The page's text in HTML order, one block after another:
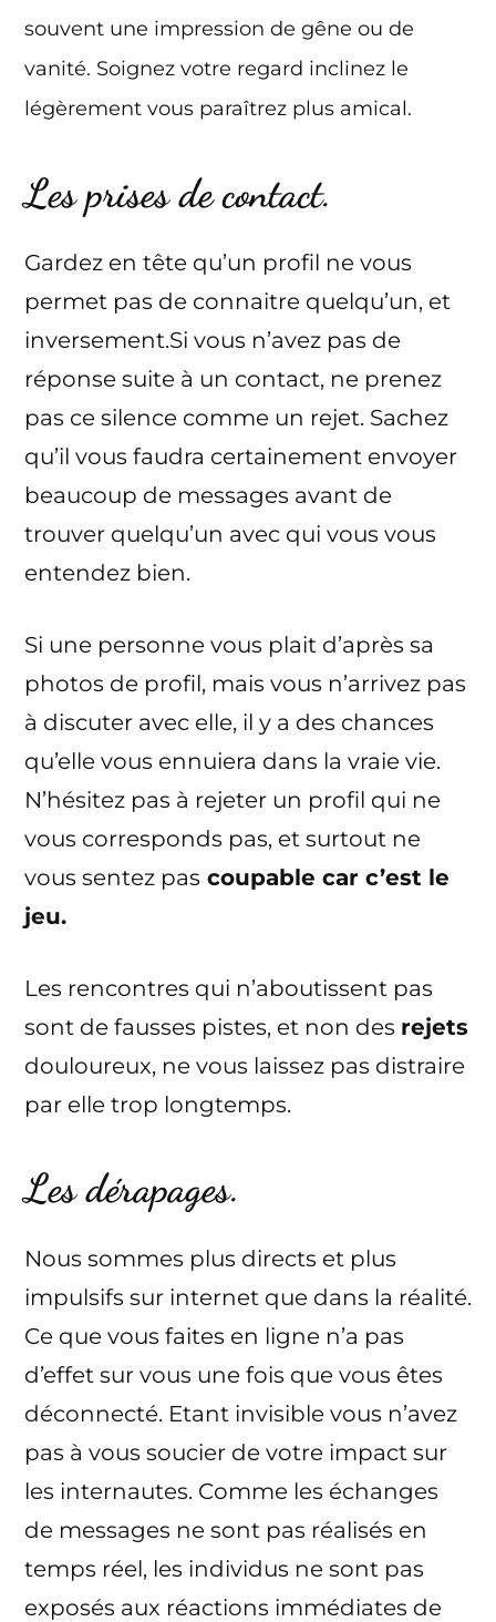
souvent une impression de gêne ou de
vanité. Soignez votre regard inclinez le
légèrement vous paraîtrez plus amical.
Les prises de contact.
Gardez en tête qu’un profil ne vous
permet pas de connaitre quelqu’un, et
inversement.Si vous n’avez pas de
réponse suite à un contact, ne prenez
pas ce silence comme un rejet. Sachez
qu’il vous faudra certainement envoyer
beaucoup de messages avant de
trouver quelqu’un avec qui vous vous
entendez bien.
Si une personne vous plait d’après sa
photos de profil, mais vous n’arrivez pas
à discuter avec elle, il y a des chances
qu’elle vous ennuiera dans la vraie vie.
N’hésitez pas à rejeter un profil qui ne
vous corresponds pas, et surtout ne
vous sentez pas coupable car c’est le
jeu.
Les rencontres qui n’aboutissent pas
sont de fausses pistes, et non des rejets
douloureux, ne vous laissez pas distraire
par elle trop longtemps.
Les dérapages.
Nous sommes plus directs et plus
impulsifs sur internet que dans la réalité.
Ce que vous faites en ligne n’a pas
d’effet sur vous une fois que vous êtes
déconnecté. Etant invisible vous n’avez
pas à vous soucier de votre impact sur
les internautes. Comme les échanges
de messages ne sont pas réalisés en
temps réel, les individus ne sont pas
exposés aux réactions immédiates de